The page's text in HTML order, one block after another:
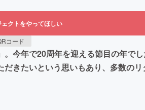
クトをやってほしい
コード
今年で20周年を迎える節目の年で
きたいという思いもあり、多数のリ